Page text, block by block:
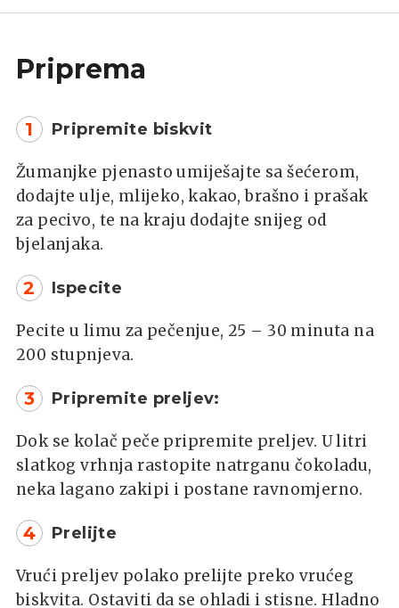
Priprema
1 Pripremite biskvit
Žumanjke pjenasto umiješajte sa šećerom,
dodajte ulje, mlijeko, kakao, brašno i prašak
za pecivo, te na kraju dodajte snijeg od
bjelanjaka.
2 Ispecite
Pecite u limu za pečenjue, 25 – 30 minuta na
200 stupnjeva.
3 Pripremite preljev:
Dok se kolač peče pripremite preljev. U litri
slatkog vrhnja rastopite natrganu čokoladu,
neka lagano zakipi i postane ravnomjerno.
4 Prelijte
Vrući preljev polako prelijte preko vrućeg
biskvita. Ostaviti da se ohladi i stisne. Hladno